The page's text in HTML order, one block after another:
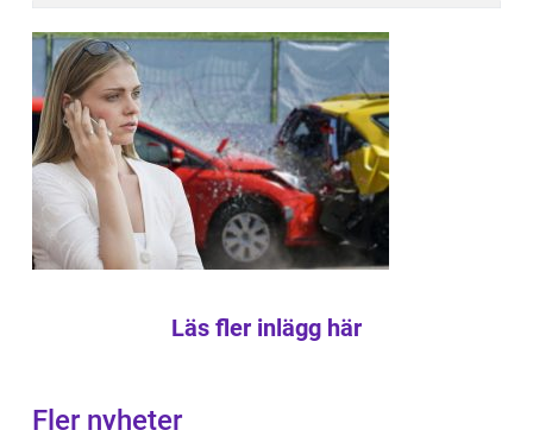
Läs fler inlägg här
Fler nyheter